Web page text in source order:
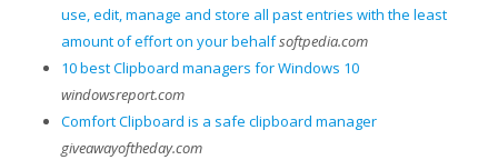
use, edit, manage and store all past entries with the least
amount of effort on your behalfsoftpedia.com
10 best Clipboard managers for Windows 10
windowsreport.com
Comfort Clipboard is a safe clipboard manager
giveawayoftheday.com